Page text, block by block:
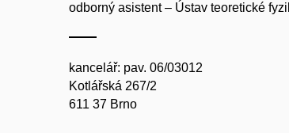
odborný asistent – Ústav teoretické
kancelář: pav. 06/03012
Kotlářská 267/2
611 37 Brno